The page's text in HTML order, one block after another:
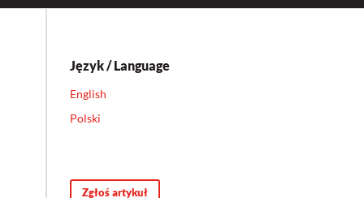
Język / Language
English
Polski
Zgłoś artykuł